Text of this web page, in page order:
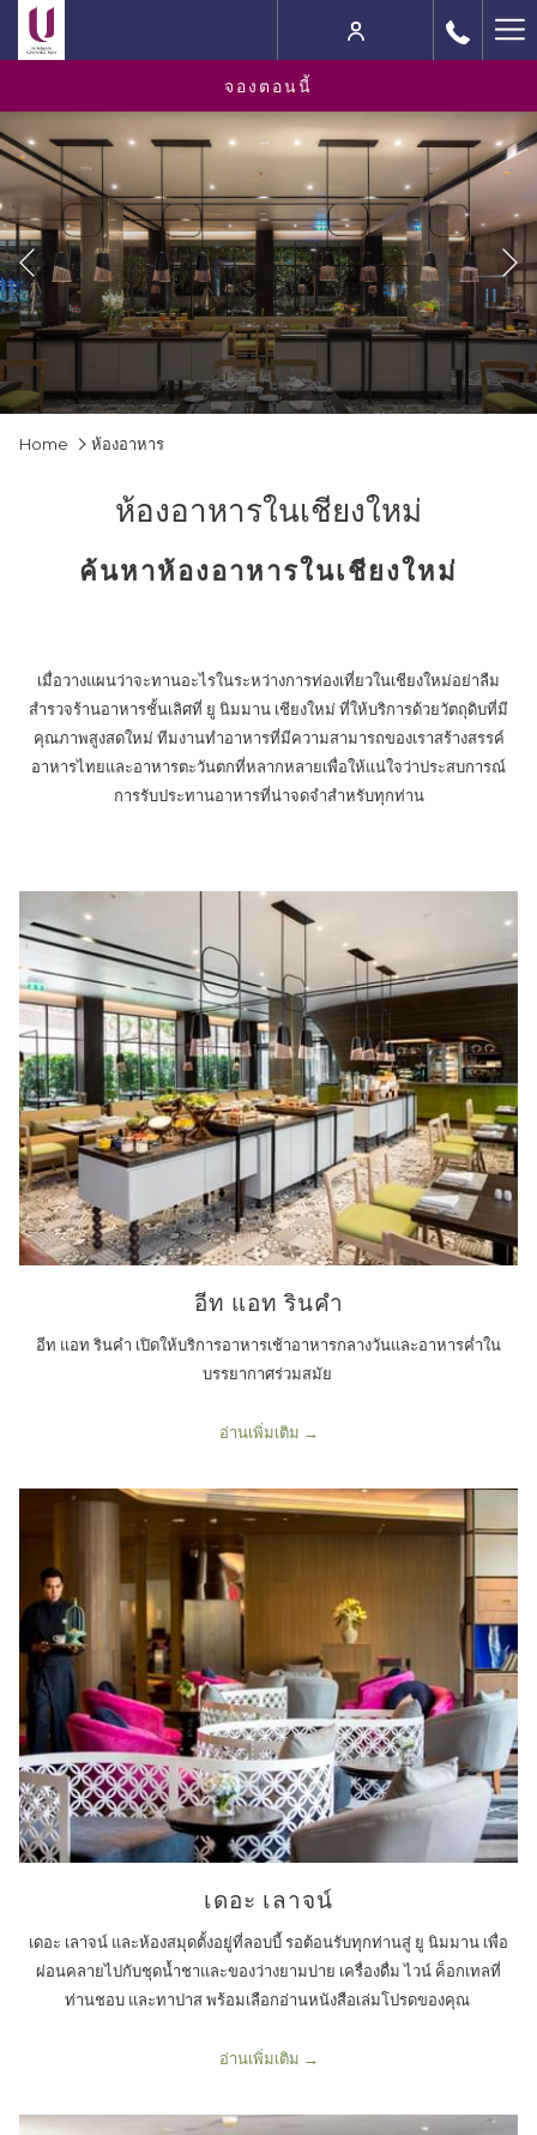
จองตอนนี้
buttons
the
following
will
above
Previous
Home ห้องอาหาร
ห้องอาหารในเชียงใหม่
ค้นหาห้องอาหารในเชียงใหม่
เมื่อวางแผนว่าจะทานอะไรในระหว่างการท่องเที่ยวในเชียงใหม่อย่าลืม
สำรวจร้านอาหารชั้นเลิศที่ ยู นิมมาน เชียงใหม่ ที่ให้บริการด้วยวัตถุดิบที่มี
คุณภาพสูงสดใหม่ ทีมงานทำอาหารที่มีความสามารถของเราสร้างสรรค์
อาหารไทยและอาหารตะวันตกที่หลากหลายเพื่อให้แน่ใจว่าประสบการณ์
การรับประทานอาหารที่น่าจดจำสำหรับทุกท่าน
อีท แอท รินคำ
อีท แอท รินคำ เปิดให้บริการอาหารเช้าอาหารกลางวันและอาหารค่ำใน
บรรยากาศร่วมสมัย
อ่านเพิ่มเติม
เดอะ เลาจน์
เดอะ เลาจน์ และห้องสมุดตั้งอยู่ที่ลอบบี้ รอต้อนรับทุกท่านสู่ ยู นิมมาน เพื่อ
ผ่อนคลายไปกับชุดน้ำชาและของว่างยามบ่าย เครื่องดื่ม ไวน์ ค็อกเทลที่
ท่านชอบ และทาปาส พร้อมเลือกอ่านหนังสือเล่มโปรดของคุณ
อ่านเพิ่มเติม